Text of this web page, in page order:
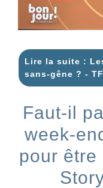
Lire la suite :
sans-gêne ? -
Faut-il
week-
pour être